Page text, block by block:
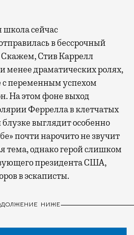
школа сейчас
в бессрочный
Скажем, Стив Каррелл
менее драматических ролях,
переменным успехом
На этом фоне выход
Феррелла в клетчатых
выглядит особенно
почти нарочито не звучит
тема, однако герой слишком
президента США,
в эскаписты.
НИЖЕ